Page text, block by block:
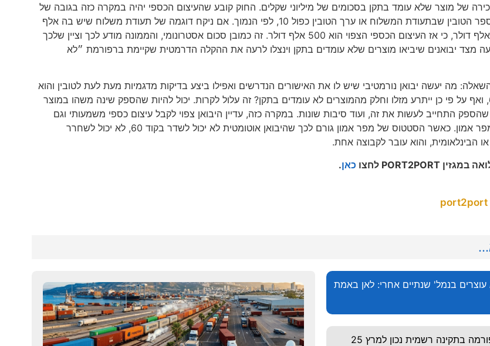
של מוצר שלא עומד בתקן בסכומים של מיליוני שקלים. החוק קובע שהעיצום הכספי יהיה במקרה כזה בגובה של
25,670 שקל כפול מספר הטובין שבתעודת המשלוח או ערך הטובין כפול 10, לפי הנמוך. אם ניקח דוגמה של תעודת משלוח שיש בה אלף
פריטים בשווי של 50 אלף דולר, כי אז העיצום הכספי הצפוי הוא 500 אלף דולר. זה כמובן סכום אסטרונומי, והממונה מודע לכך וציין שלכך
מצד יבואנים שיביאו מוצרים שלא עומדים בתקן וינצלו לרעה את ההקלה הדרמטית שקיימת ברפורמת ״לא
מה יעשה יבואן נורמטיבי שיש לו את האישורים הנדרשים ואפילו ביצע בדיקות מדגמיות מעת לעת לטובין והוא
משדר אותם בקוד 60, ואף על פי כן ייתרע מזלו וחלק מהמוצרים לא עומדים בתקן? זה עלול לקרות. יכול להיות שהספק שינה משהו במוצר
התחייב לעשות את זה, ועוד סיבות שונות. במקרה כזה, עדיין היבואן צפוי לקבל עיצום כספי משמעותי וגם
להיכנס לסטטוס של מפר אמון. כאשר הסטטוס של מפר אמון גורם לכך שהיבואן אוטומטית לא יכול לשדר בקוד 60, לא יכול לשחרר
הבינלאומית, והוא עובר לקבוצה אחת.
במגזין PORT2PORT לחצו כאן.
בנמל' שנתיים אחרי: לאן באמת
בתקינה רשמית נכון למרץ 25